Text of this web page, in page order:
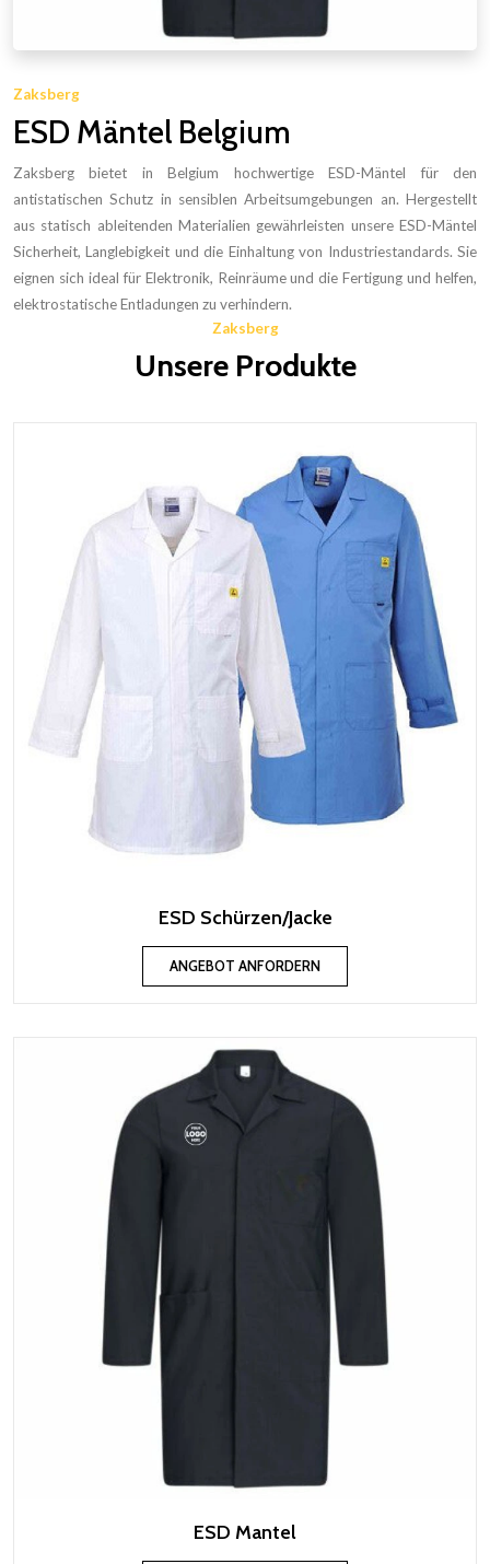
Zaksberg
ESD Mäntel Belgium
Zaksberg bietet in Belgium hochwertige ESD-Mäntel für den
antistatischen Schutz in sensiblen Arbeitsumgebungen an. Hergestellt
aus statisch ableitenden Materialien gewährleisten unsere ESD-Mäntel
Sicherheit, Langlebigkeit und die Einhaltung von Industriestandards. Sie
eignen sich ideal für Elektronik, Reinräume und die Fertigung und helfen,
elektrostatische Entladungen zu verhindern.
Zaksberg
Unsere Produkte
ESD Schürzen/Jacke
ANGEBOT ANFORDERN
ESD Mantel